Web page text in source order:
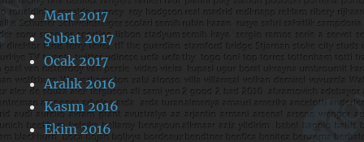
Mart 2017
Şubat 2017
Ocak 2017
Aralık 2016
Kasım 2016
Ekim 2016